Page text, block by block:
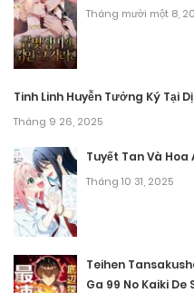
Tháng 9 28, 2025
Chương 278
Chương 277
Tháng 9 28, 2025
Chương 276
Tháng 9 28, 2025
Chương 275
Tháng mười một 8,
Tinh Linh Huyễn Tưởng Ký Tại
Tháng 9 26, 2025
Tuyết Tan Và
Tháng 10 31, 2025
Teihen
Ga 99 No Kaiki